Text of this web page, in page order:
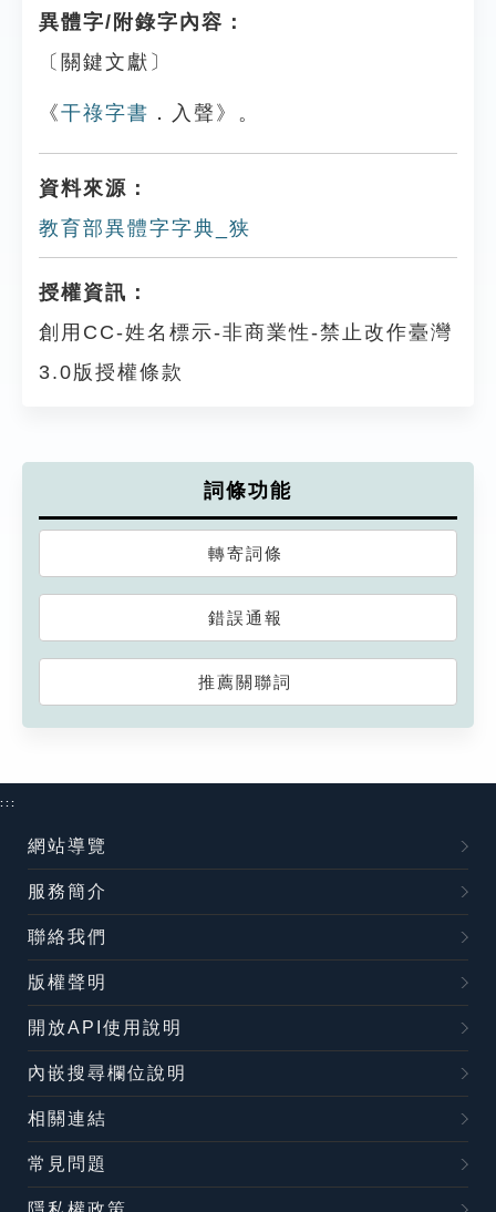
異體字/附錄字內容：
〔關鍵文獻〕
《干祿字書 ．入聲》。
資料來源：
教育部異體字字典_狭
授權資訊：
創用CC-姓名標示-非商業性-禁止改作臺灣
3.0版授權條款
詞條功能
轉寄詞條
錯誤通報
推薦關聯詞
:::
網站導覽
服務簡介
聯絡我們
版權聲明
開放API使用說明
內嵌搜尋欄位說明
相關連結
常見問題